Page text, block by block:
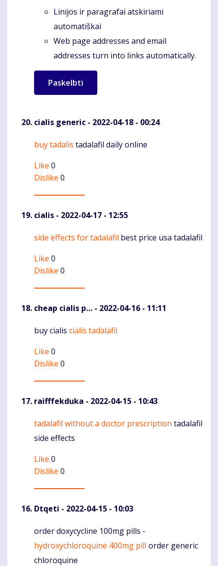
Linijos ir paragrafai atskiriami
automatiškai
Web page addresses and email
addresses turn into links automatically.
cialis generic - 2022-04-18 - 00:24
Komentaras
buy tadalis tadalafil daily online
Like 0
Dislike 0
cialis - 2022-04-17 - 12:55
Komentaras
side effects for tadalafil best price usa tadalafil
Like 0
Dislike 0
cheap cialis p… - 2022-04-16 - 11:11
Komentaras
buy cialis cialis tadalafil
Like 0
Dislike 0
raifffekduka - 2022-04-15 - 10:43
Komentaras
tadalafil without a doctor prescription tadalafil
side effects
Like 0
Dislike 0
Dtqeti - 2022-04-15 - 10:03
Komentaras
order doxycycline 100mg pills -
hydroxychloroquine 400mg pill order generic
chloroquine